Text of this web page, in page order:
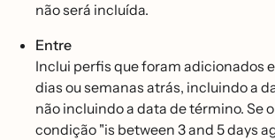
não será incluída.
Entre
Inclui perfis que foram adicionados
dias ou semanas atrás, incluindo a
não incluindo a data de término. Se
condição "is between 3 and 5 days